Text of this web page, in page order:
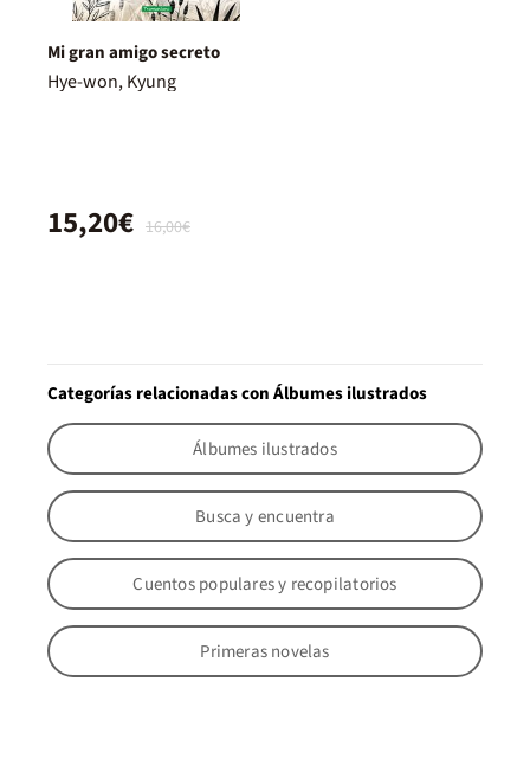
Mi gran amigo secreto
Hye-won, Kyung
16,00€
15,20€
Categorías relacionadas con Álbumes ilustrados
Álbumes ilustrados
Busca y encuentra
Cuentos populares y recopilatorios
Primeras novelas